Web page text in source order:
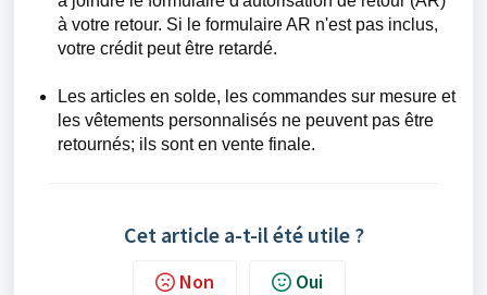
à votre retour. Si le formulaire AR n'est pas inclus,
votre crédit peut être retardé.
Les articles en solde, les commandes sur mesure et
les vêtements personnalisés ne peuvent pas être
retournés; ils sont en vente finale.
Cet article a-t-il été utile ?
Non Oui